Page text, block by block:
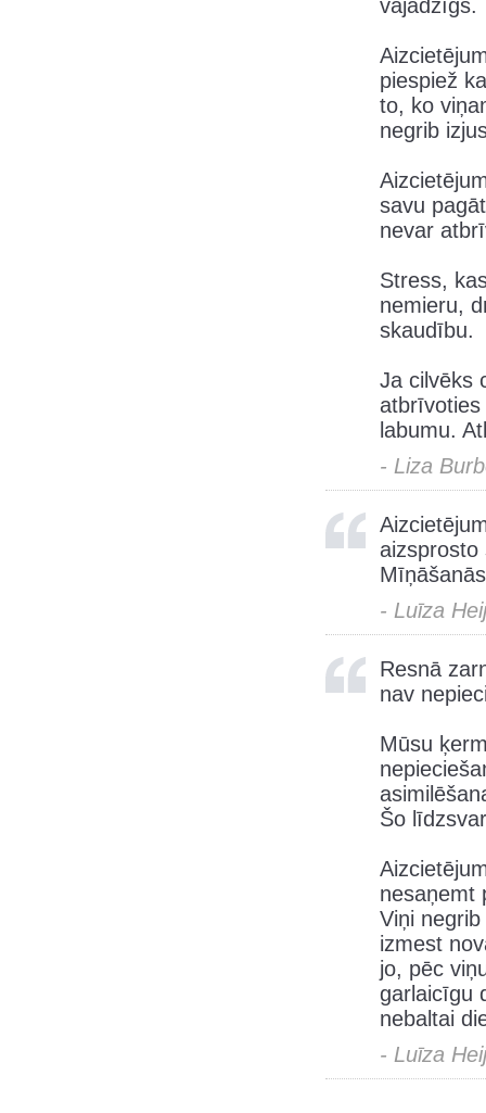
vajadzīgs.
piespiež
to, ko
negrib
savu
nevar
Stress,
nemieru,
skaudību.
Ja cilvēks
atbrīvoties
labumu.
- Liza
aizsprosto
- Luīza
Resnā
nav
Mūsu
Šo
nesaņemt
Viņi
izmest
jo, pēc
garlaicīgu
nebaltai
- Luīza